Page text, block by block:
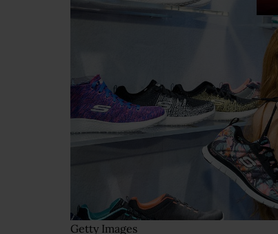
Getty Images